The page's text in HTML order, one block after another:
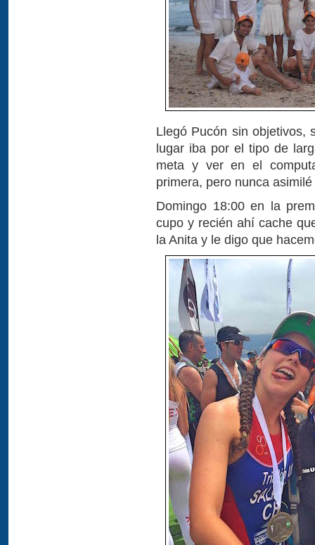
Llegó Pucón sin objetivos,
lugar iba por el tipo de
meta y ver en el
primera, pero nunca
Domingo 18:00 en la
cupo y recién ahí cache
la Anita y le digo que